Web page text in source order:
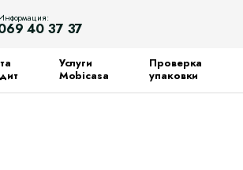
40 37 37
Услуги
Mobicasa
Проверка
упаковки